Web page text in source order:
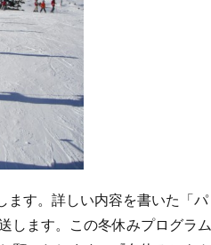
ます。詳しい内容を書いた「パ
します。この冬休みプログラム